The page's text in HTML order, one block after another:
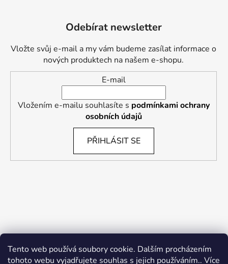
Tento web používá soubory cookie. Dalším procházením
tohoto webu vyjadřujete souhlas s jejich používáním.. Více
Odebírat newsletter
Vložte svůj e-mail a my vám budeme zasílat informace o
nových produktech na našem e-shopu.
E-mail
Vložením e-mailu souhlasíte s podmínkami ochrany
osobních údajů
PŘIHLÁSIT SE